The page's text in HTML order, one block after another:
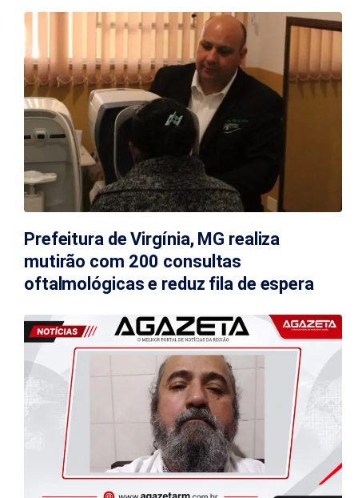
Prefeitura de Virgínia, MG realiza
mutirão com 200 consultas
oftalmológicas e reduz fila de espera